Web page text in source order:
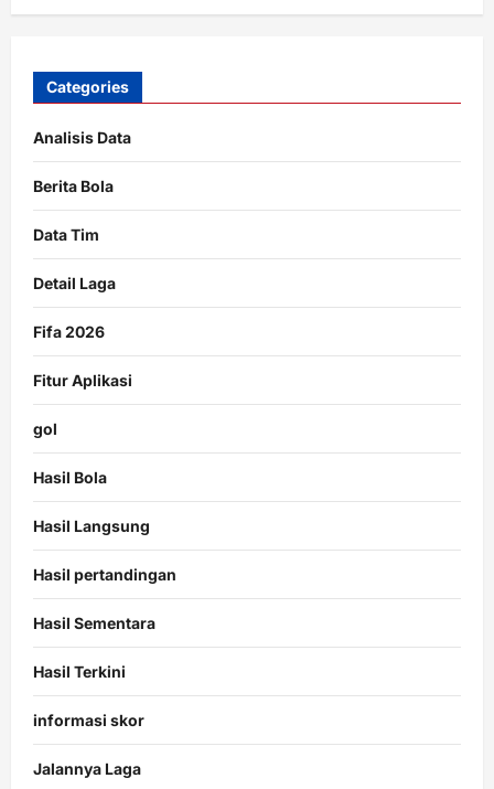
Categories
Analisis Data
Berita Bola
Data Tim
Detail Laga
Fifa 2026
Fitur Aplikasi
gol
Hasil Bola
Hasil Langsung
Hasil pertandingan
Hasil Sementara
Hasil Terkini
informasi skor
Jalannya Laga